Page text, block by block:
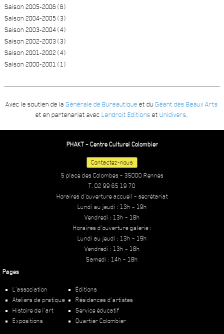
Saison 2005-2006 (6)
Saison 2004-2005 (3)
Saison 2003-2004 (4)
Saison 2002-2003 (3)
Saison 2001-2002 (4)
Saison 2000-2001 (1)
Avec le soutien de laGénérale de Bureautique et duGéant des Beaux Arts
et en partenariat avecLendroit Editions etUnidivers
PHAKT – Centre Culturel Colombier
Contactez-nous
5 place des Colombes – 35000 Rennes
T. 02 99 65 19 70
Horaires d’ouverture accueil – secrétariat
Lundi au jeudi : 13h – 19h
Vendredi : 13h – 18h
Horaires d’ouverture galerie :
Lundi au jeudi : 13h – 19h
Vendredi : 13h – 18h
Samedi : 14h – 18h
Pages
L’association
Ateliers de pratique
Histoire de l’art
Expositions
Éditions
Résidences d’artistes
Service éducatif
Quartier Colombier